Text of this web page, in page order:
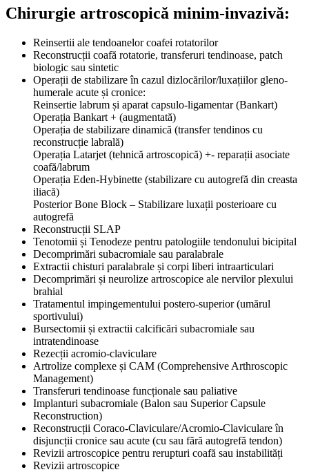
Chirurgie artroscopică minim-invazivă:
Reinsertii ale tendoanelor coafei rotatorilor
Reconstrucții coafă rotatorie, transferuri tendinoase, patch
biologic sau sintetic
Operații de stabilizare în cazul dizlocărilor/luxațiilor gleno-
humerale acute și cronice:
Reinsertie labrum și aparat capsulo-ligamentar (Bankart)
Operația Bankart + (augmentată)
Operația de stabilizare dinamică (transfer tendinos cu
reconstrucție labrală)
Operația Latarjet (tehnică artroscopică) +- reparații asociate
coafă/labrum
Operația Eden-Hybinette (stabilizare cu autogrefă din creasta
iliacă)
Posterior Bone Block – Stabilizare luxații posterioare cu
autogrefă
Reconstrucții SLAP
Tenotomii și Tenodeze pentru patologiile tendonului bicipital
Decomprimări subacromiale sau paralabrale
Extractii chisturi paralabrale și corpi liberi intraarticulari
Decomprimări și neurolize artroscopice ale nervilor plexului
brahial
Tratamentul impingementului postero-superior (umărul
sportivului)
Bursectomii și extractii calcificări subacromiale sau
intratendinoase
Rezecții acromio-claviculare
Artrolize complexe și CAM (Comprehensive Arthroscopic
Management)
Transferuri tendinoase funcționale sau paliative
Implanturi subacromiale (Balon sau Superior Capsule
Reconstruction)
Reconstrucții Coraco-Claviculare/Acromio-Claviculare în
disjuncții cronice sau acute (cu sau fără autogrefă tendon)
Revizii artroscopice pentru rerupturi coafă sau instabilități
Revizii artroscopice